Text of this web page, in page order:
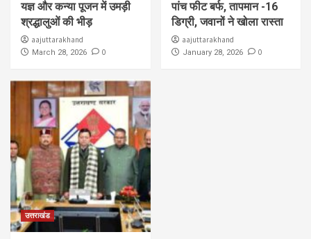
यज्ञ और कन्या पूजन में उमड़ी
श्रद्धालुओं की भीड़
aajuttarakhand
March 28, 2026 0
पांच फीट बर्फ, तापमान -16
डिग्री, जवानों ने खोला रास्ता
aajuttarakhand
January 28, 2026 0
उत्तराखंड